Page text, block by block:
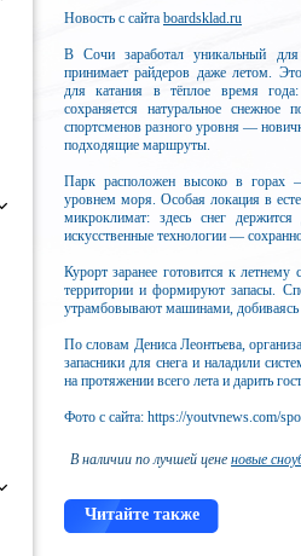
Новость с сайта boardsklad.ru
В Сочи заработал уникальный для
принимает райдеров даже летом.
для катания в тёплое время
сохраняется натуральное
спортсменов разного уровня —
подходящие маршруты.
Парк расположен высоко в
уровнем моря. Особая локация в
микроклимат: здесь снег
искусственные технологии —
Курорт заранее готовится к
территории и формируют запасы.
утрамбовывают машинами, добиваясь
По словам Дениса Леонтьева,
запасники для снега и наладили
на протяжении всего лета и дарить
Фото с сайта: https://youtvnews.com/
В наличии по лучшей цене новые
Читайте также